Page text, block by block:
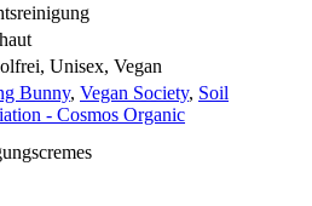
Unisex, Vegan
Bunny, Vegan Society, Soil
- Cosmos Organic